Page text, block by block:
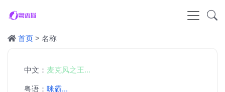
首页 > 名称
中文： 麦克风之王...
粤语： 咪霸...